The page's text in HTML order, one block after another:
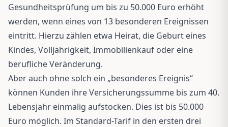
Gesundheitsprüfung um bis zu 50.000 Euro erhöht
werden, wenn eines von 13 besonderen Ereignissen
eintritt. Hierzu zählen etwa Heirat, die Geburt eines
Kindes, Volljährigkeit, Immobilienkauf oder eine
berufliche Veränderung.
Aber auch ohne solch ein „besonderes Ereignis“
können Kunden ihre Versicherungssumme bis zum 40.
Lebensjahr einmalig aufstocken. Dies ist bis 50.000
Euro möglich. Im Standard-Tarif in den ersten drei